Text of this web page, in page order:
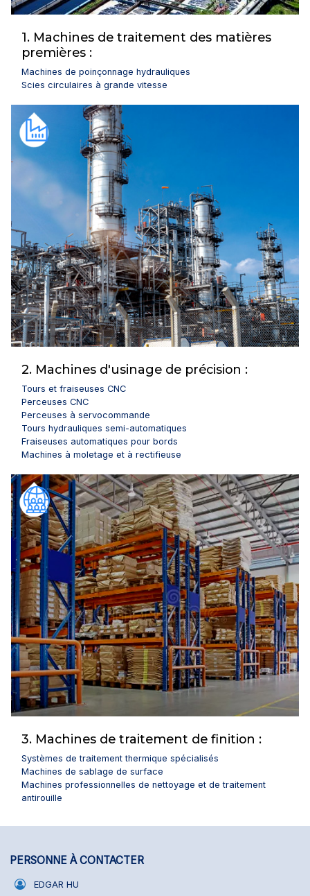
1. Machines de traitement des matières
premières :
Machines de poinçonnage hydrauliques
Scies circulaires à grande vitesse
2. Machines d'usinage de précision :
Tours et fraiseuses CNC
Perceuses CNC
Perceuses à servocommande
Tours hydrauliques semi-automatiques
Fraiseuses automatiques pour bords
Machines à moletage et à rectifieuse
3. Machines de traitement de finition :
Systèmes de traitement thermique spécialisés
Machines de sablage de surface
Machines professionnelles de nettoyage et de traitement
antirouille
PERSONNE À CONTACTER
EDGAR HU